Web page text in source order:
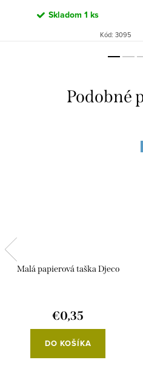
Skladom 1 ks
Kód: 3095
Malá papierová taška Djeco
€0,35
DO KOŠÍKA